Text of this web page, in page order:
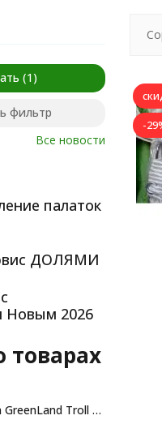
-
фильтр
Все новости
палаток
ДОЛЯМИ
Новым 2026
Палатка GreenLand Troll 2-местная